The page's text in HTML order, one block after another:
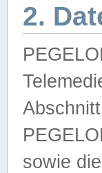
2.
sowie